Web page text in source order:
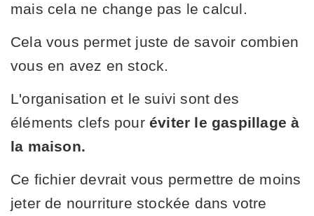
mais cela ne change pas le calcul.
Cela vous permet juste de savoir combien
vous en avez en stock.
L'organisation et le suivi sont des
éléments clefs pour éviter le gaspillage à
la maison.
Ce fichier devrait vous permettre de moins
jeter de nourriture stockée dans votre